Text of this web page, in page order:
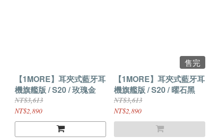
【1MORE】耳夾式藍牙耳
機旗艦版 / S20 / 玫瑰金
NT$3,613
NT$2,890
售完
【1MORE】耳夾式藍牙耳
機旗艦版 / S20 / 曜石黑
NT$3,613
NT$2,890